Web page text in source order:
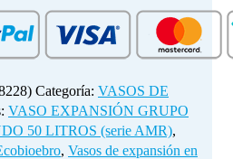
Categoría: VASOS DE
VASO EXPANSIÓN GRUPO
50 LITROS (serie AMR),
, Vasos de expansión en